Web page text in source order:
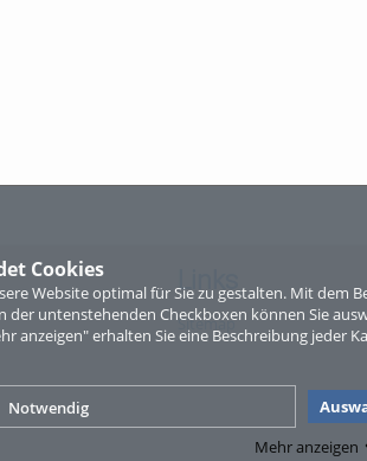
Cookies
Website optimal für Sie zu gestalten. Mit dem
der untenstehenden Checkboxen können Sie
anzeigen" erhalten Sie eine Beschreibung jeder
Notwendig
Mehr anzeigen
Links
Sitemap